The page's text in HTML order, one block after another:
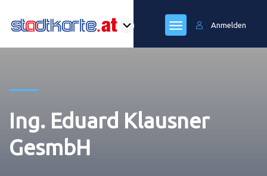
Anmelden
Ing. Eduard Klausner
GesmbH